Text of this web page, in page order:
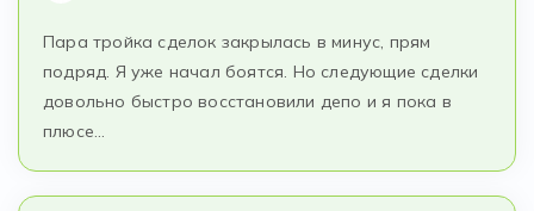
Пара тройка сделок закрылась в минус, прям
подряд. Я уже начал боятся. Но следующие сделки
довольно быстро восстановили депо и я пока в
плюсе…